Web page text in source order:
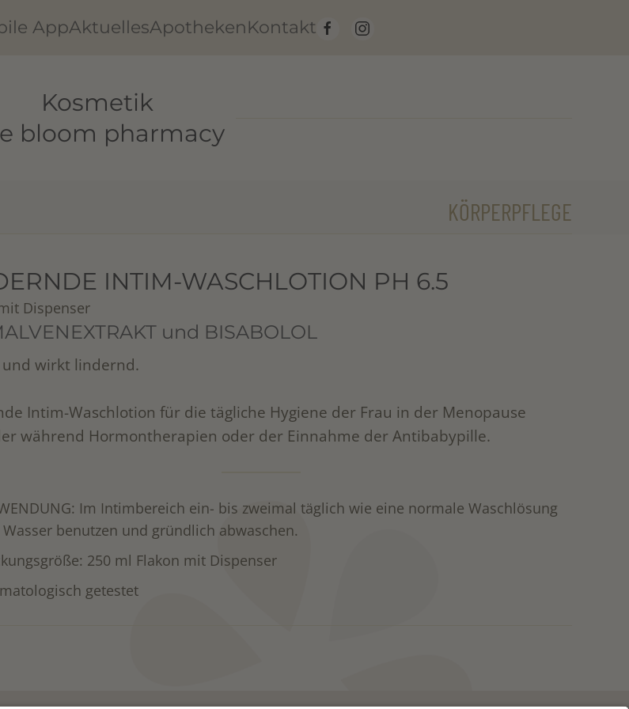
AppAktuellesApothekenKontakt
Kosmetik
bloom pharmacy
KÖRPERPFLEGE
INTIM-WASCHLOTION PH 6.5
Dispenser
und BISABOLOL
und wirkt lindernd.
Intim-Waschlotion für die tägliche Hygiene der Frau in der Menopause
während Hormontherapien oder der Einnahme der Antibabypille.
Im Intimbereich ein- bis zweimal täglich wie eine normale Waschlösung
benutzen und gründlich abwaschen.
250 ml Flakon mit Dispenser
getestet